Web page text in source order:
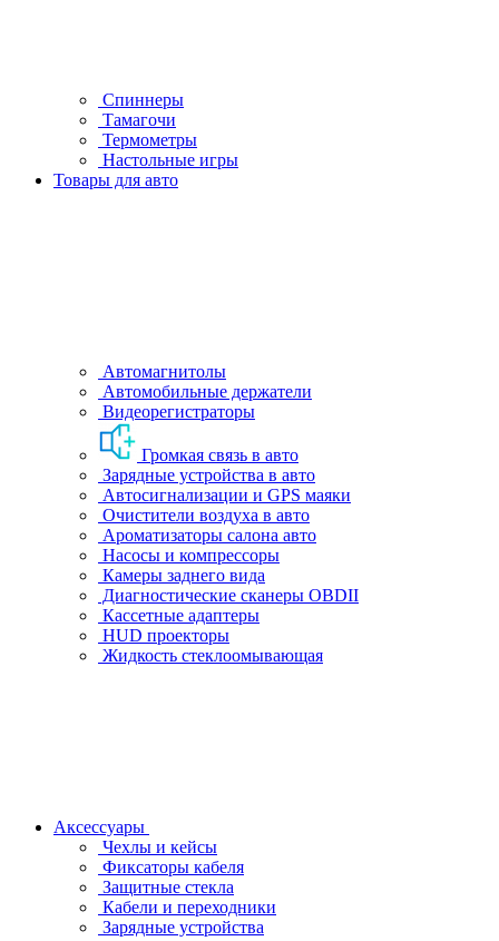
Спиннеры
Тамагочи
Термометры
Настольные игры
Товары для авто
Автомагнитолы
Автомобильные держатели
Видеорегистраторы
Громкая связь в авто
Зарядные устройства в авто
Автосигнализации и GPS маяки
Очистители воздуха в авто
Ароматизаторы салона авто
Насосы и компрессоры
Камеры заднего вида
Диагностические сканеры OBDII
Кассетные адаптеры
HUD проекторы
Жидкость стеклоомывающая
Аксессуары
Чехлы и кейсы
Фиксаторы кабеля
Защитные стекла
Кабели и переходники
Зарядные устройства